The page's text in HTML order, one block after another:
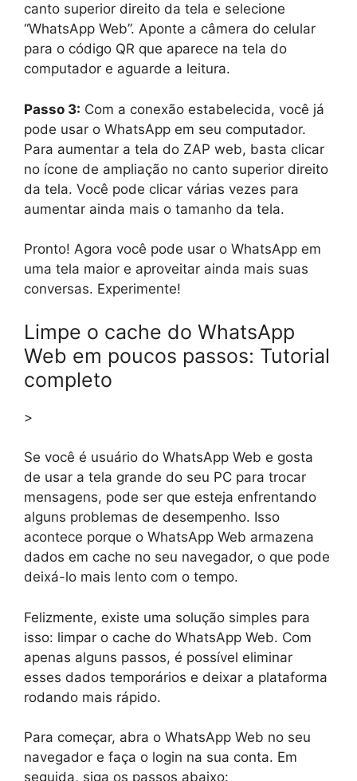
canto superior direito da tela e selecione
“WhatsApp Web”. Aponte a câmera do celular
para o código QR que aparece na tela do
computador e aguarde a leitura.
Passo 3: Com a conexão estabelecida, você já
pode usar o WhatsApp em seu computador.
Para aumentar a tela do ZAP web, basta clicar
no ícone de ampliação no canto superior direito
da tela. Você pode clicar várias vezes para
aumentar ainda mais o tamanho da tela.
Pronto! Agora você pode usar o WhatsApp em
uma tela maior e aproveitar ainda mais suas
conversas. Experimente!
Limpe o cache do WhatsApp
Web em poucos passos: Tutorial
completo
>
Se você é usuário do WhatsApp Web e gosta
de usar a tela grande do seu PC para trocar
mensagens, pode ser que esteja enfrentando
alguns problemas de desempenho. Isso
acontece porque o WhatsApp Web armazena
dados em cache no seu navegador, o que pode
deixá-lo mais lento com o tempo.
Felizmente, existe uma solução simples para
isso: limpar o cache do WhatsApp Web. Com
apenas alguns passos, é possível eliminar
esses dados temporários e deixar a plataforma
rodando mais rápido.
Para começar, abra o WhatsApp Web no seu
navegador e faça o login na sua conta. Em
seguida, siga os passos abaixo: